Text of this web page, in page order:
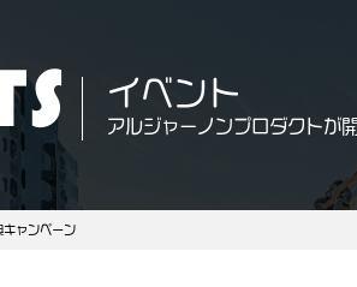
イベント
アルジャーノンプロダクトが
ャンペーン